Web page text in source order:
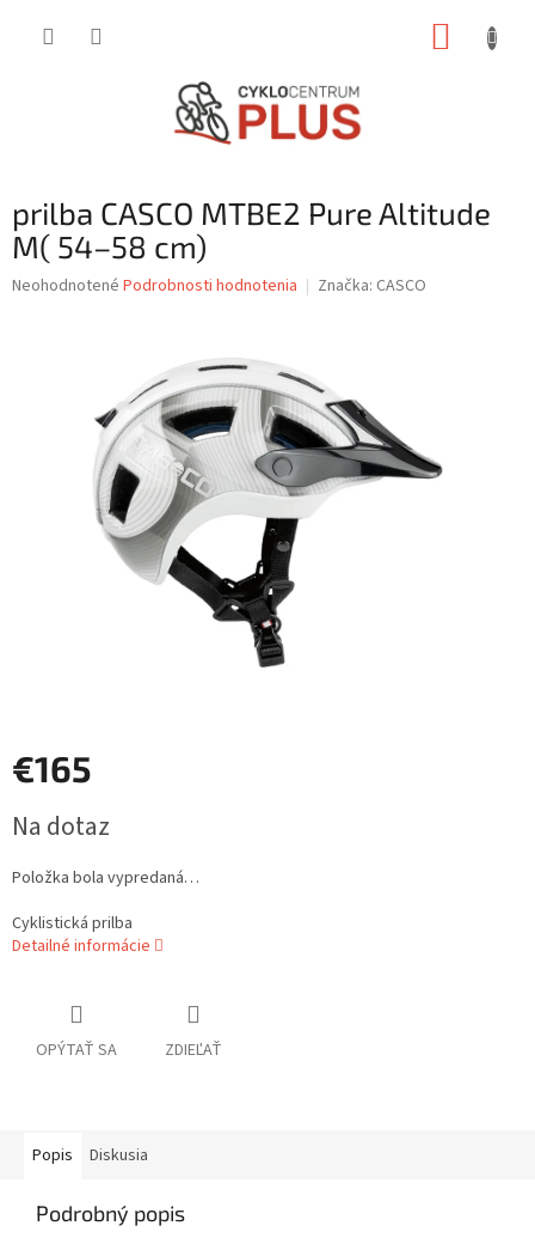
prilba CASCO MTBE2 Pure Altitude
M( 54–58 cm)
Priemerné
Neohodnotené Podrobnosti hodnotenia Značka: CASCO
€165
cena:
Na dotaz
Položka bola vypredaná…
Cyklistická prilba
Detailné informácie
OPÝTAŤ SA ZDIEĽAŤ
Popis Diskusia
Podrobný popis